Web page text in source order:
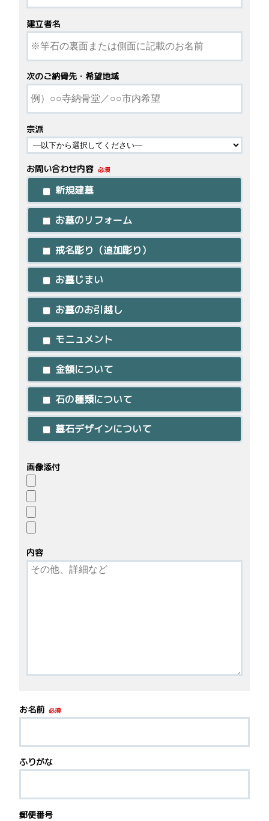
建立者名
次のご納骨先・希望地域
宗派
お問い合わせ内容 必須
新規建墓
お墓のリフォーム
戒名彫り（追加彫り）
お墓じまい
お墓のお引越し
モニュメント
金額について
石の種類について
墓石デザインについて
画像添付
内容
お名前 必須
ふりがな
郵便番号